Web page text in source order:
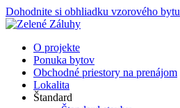
Dohodnite si obhliadku vzorového bytu
O projekte
Ponuka bytov
Obchodné priestory na prenájom
Lokalita
Štandard